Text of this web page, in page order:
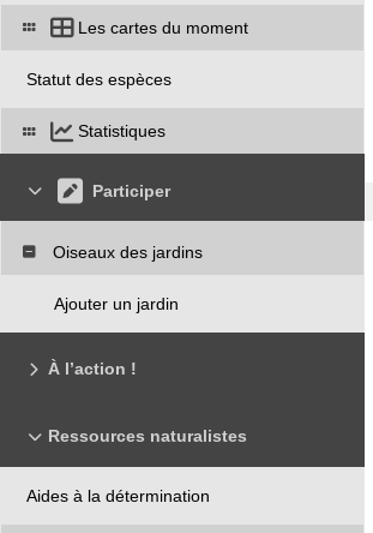
Les cartes du moment
Statut des espèces
Statistiques
Participer
Oiseaux des jardins
Ajouter un jardin
À l’action !
Ressources naturalistes
Aides à la détermination